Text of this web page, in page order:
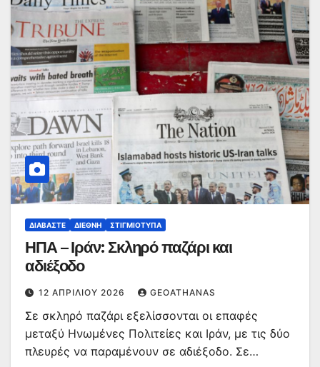
ΔΙΑΒΆΣΤΕ ΔΙΕΘΝΉ ΣΤΙΓΜΙΌΤΥΠΑ
ΗΠΑ – Ιράν: Σκληρό παζάρι και
αδιέξοδο
12 ΑΠΡΙΛΊΟΥ 2026 GEOATHANAS
Σε σκληρό παζάρι εξελίσσονται οι επαφές
μεταξύ Ηνωμένες Πολιτείες και Ιράν, με τις δύο
πλευρές να παραμένουν σε αδιέξοδο. Σε…